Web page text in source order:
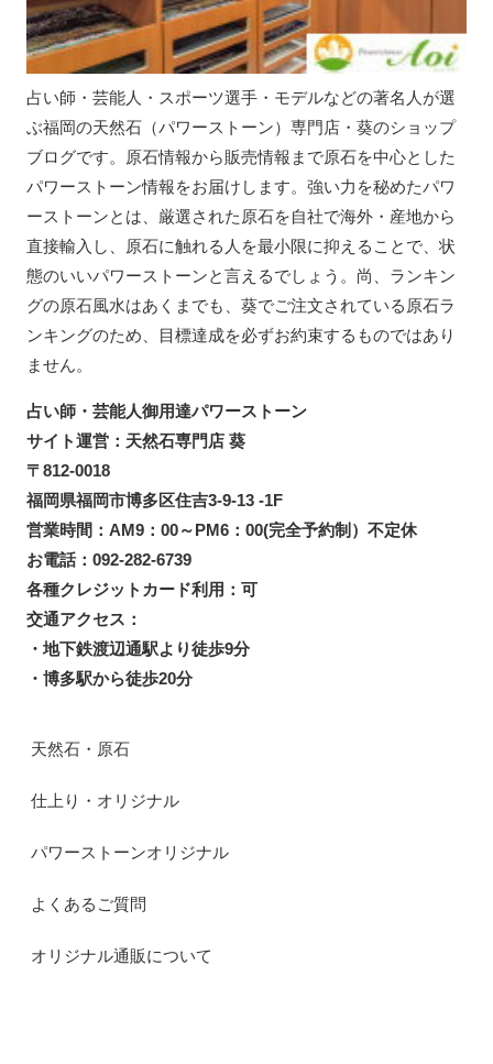
占い師・芸能人・スポーツ選手・モデルなどの著名人が選
ぶ福岡の天然石（パワーストーン）専門店・葵のショップ
ブログです。原石情報から販売情報まで原石を中心とした
パワーストーン情報をお届けします。強い力を秘めたパワ
ーストーンとは、厳選された原石を自社で海外・産地から
直接輸入し、原石に触れる人を最小限に抑えることで、状
態のいいパワーストーンと言えるでしょう。尚、ランキン
グの原石風水はあくまでも、葵でご注文されている原石ラ
ンキングのため、目標達成を必ずお約束するものではあり
ません。
占い師・芸能人御用達パワーストーン
サイト運営：天然石専門店 葵
〒812-0018
福岡県福岡市博多区住吉3-9-13 -1F
営業時間：AM9：00～PM6：00(完全予約制）不定休
お電話：092-282-6739
各種クレジットカード利用：可
交通アクセス：
・地下鉄渡辺通駅より徒歩9分
・博多駅から徒歩20分
天然石・原石
仕上り・オリジナル
パワーストーンオリジナル
よくあるご質問
オリジナル通販について